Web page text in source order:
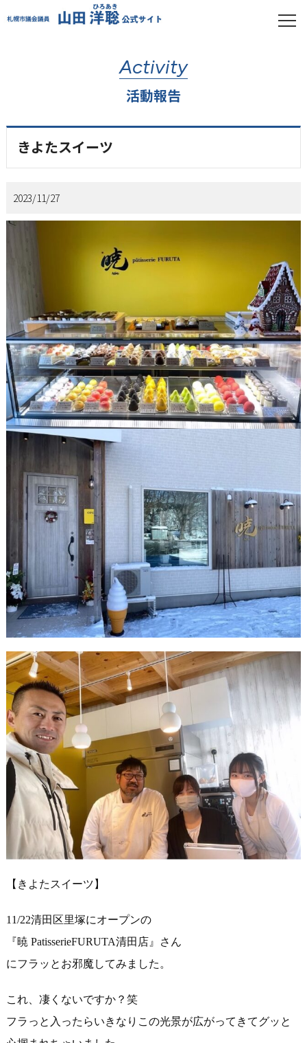
Activity
活動報告
きよたスイーツ
2023/11/27
【きよたスイーツ】
11/22清田区里塚にオープンの
『暁 PatisserieFURUTA清田店』さん
にフラッとお邪魔してみました。
これ、凄くないですか？笑
フラっと入ったらいきなりこの光景が広がってきてグッと